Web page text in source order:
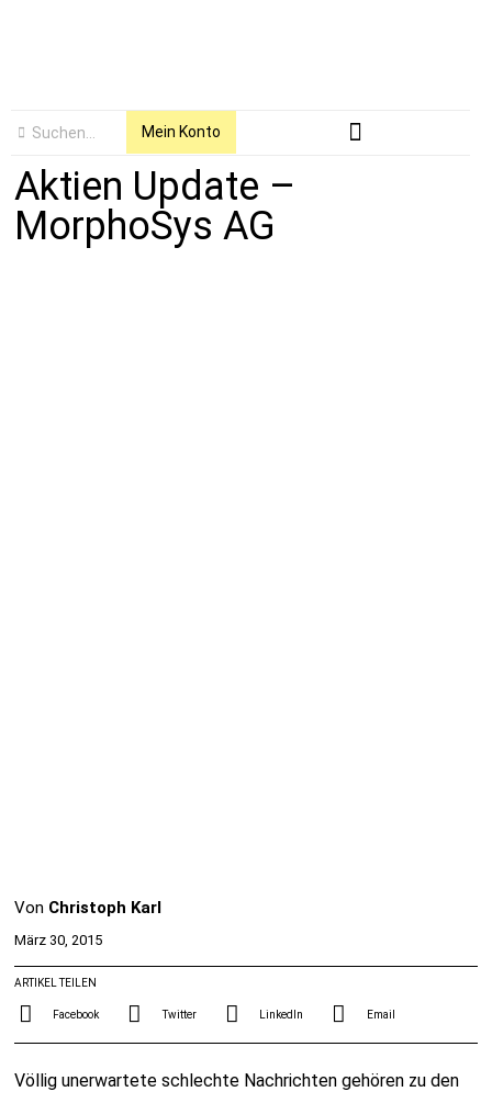
Mein Konto
Aktien Update –
MorphoSys AG
Von Christoph Karl
März 30, 2015
ARTIKEL TEILEN
Facebook Twitter LinkedIn Email
Völlig unerwartete schlechte Nachrichten gehören zu den